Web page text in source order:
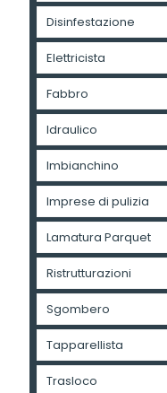
Disinfestazione
Elettricista
Fabbro
Idraulico
Imbianchino
Imprese di pulizia
Lamatura Parquet
Ristrutturazioni
Sgombero
Tapparellista
Trasloco